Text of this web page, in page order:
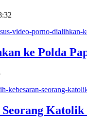
ke Polda